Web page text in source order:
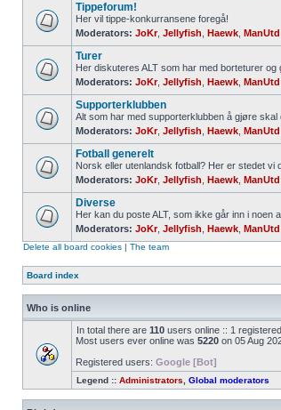
Tippeforum!
Her vil tippe-konkurransene foregå!
Moderators: JoKr, Jellyfish Haewk ManUtd
Turer
Her diskuteres ALT som har med borteturer og
Moderators: JoKr, Jellyfish Haewk ManUtd
Supporterklubben
Alt som har med supporterklubben å gjøre
Moderators: JoKr, Jellyfish Haewk ManUtd
Fotball generelt
Norsk eller utenlandsk fotball? Her er stedet vi
Moderators: JoKr, Jellyfish Haewk ManUtd
Diverse
Her kan du poste ALT, som ikke går inn i noen
Moderators: JoKr, Jellyfish Haewk ManUtd
Delete all board cookies | The team
Board index
Who is online
In total there are 110 users online :: 1
Most users ever online was 5220 on 05 Aug
Registered users: Google [Bot]
Legend :: Administrators Global moderators